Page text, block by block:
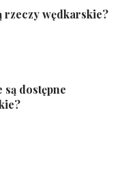
rzeczy wędkarskie?
dostępne